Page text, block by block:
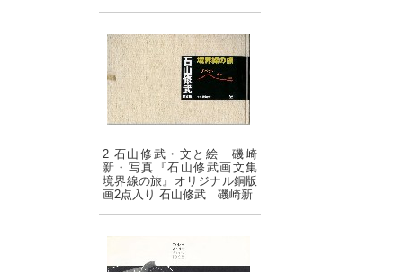
2 石山修武・文と絵 磯崎
新・写真『石山修武画文集
境界線の旅』オリジナル銅版
画2点入り 石山修武 磯崎新